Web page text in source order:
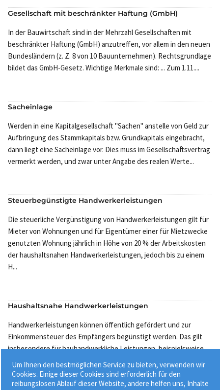
Gesellschaft mit beschränkter Haftung (GmbH)
In der Bauwirtschaft sind in der Mehrzahl Gesellschaften mit
beschränkter Haftung (GmbH) anzutreffen, vor allem in den neuen
Bundesländern (z. Z. 8 von 10 Bauunternehmen). Rechtsgrundlage
bildet das GmbH-Gesetz. Wichtige Merkmale sind: ... Zum 1.11....
Sacheinlage
Werden in eine Kapitalgesellschaft "Sachen" anstelle von Geld zur
Aufbringung des Stammkapitals bzw. Grundkapitals eingebracht,
dann liegt eine Sacheinlage vor. Dies muss im Gesellschaftsvertrag
vermerkt werden, und zwar unter Angabe des realen Werte...
Steuerbegünstigte Handwerkerleistungen
Die steuerliche Vergünstigung von Handwerkerleistungen gilt für
Mieter von Wohnungen und für Eigentümer einer für Mietzwecke
genutzten Wohnung jährlich in Höhe von 20 % der Arbeitskosten
der haushaltsnahen Handwerkerleistungen, jedoch bis zu einem
H...
Haushaltsnahe Handwerkerleistungen
Handwerkerleistungen können öffentlich gefördert und zur
Einkommensteuer des Empfängers begünstigt werden. Das gilt
insbesondere für bauhandwerkliche Leistungen, beispielsweise
für Renovierungs-, Erhaltungs- und Modernisierungsmaßnahmen.
Die Leistung...
Um Ihnen den bestmöglichen Service zu bieten, verwenden wir
Cookies. Einige dieser Cookies sind erforderlich für den
reibungslosen Ablauf dieser Website, andere helfen uns, Inhalte